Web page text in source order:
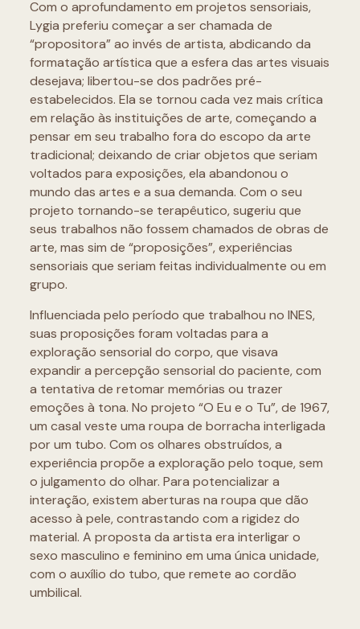
Com o aprofundamento em projetos sensoriais,
Lygia preferiu começar a ser chamada de
“propositora” ao invés de artista, abdicando da
formatação artística que a esfera das artes visuais
desejava; libertou-se dos padrões pré-
estabelecidos. Ela se tornou cada vez mais crítica
em relação às instituições de arte, começando a
pensar em seu trabalho fora do escopo da arte
tradicional; deixando de criar objetos que seriam
voltados para exposições, ela abandonou o
mundo das artes e a sua demanda. Com o seu
projeto tornando-se terapêutico, sugeriu que
seus trabalhos não fossem chamados de obras de
arte, mas sim de “proposições”, experiências
sensoriais que seriam feitas individualmente ou em
grupo.
Influenciada pelo período que trabalhou no INES,
suas proposições foram voltadas para a
exploração sensorial do corpo, que visava
expandir a percepção sensorial do paciente, com
a tentativa de retomar memórias ou trazer
emoções à tona. No projeto “O Eu e o Tu”, de 1967,
um casal veste uma roupa de borracha interligada
por um tubo. Com os olhares obstruídos, a
experiência propõe a exploração pelo toque, sem
o julgamento do olhar. Para potencializar a
interação, existem aberturas na roupa que dão
acesso à pele, contrastando com a rigidez do
material. A proposta da artista era interligar o
sexo masculino e feminino em uma única unidade,
com o auxílio do tubo, que remete ao cordão
umbilical.